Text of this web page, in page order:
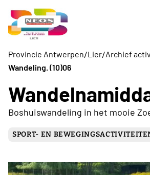
Provincie Antwerpen/Lier/Archief
Wandeling. (10)06
Boshuiswandeling in het mooie
SPORT- EN